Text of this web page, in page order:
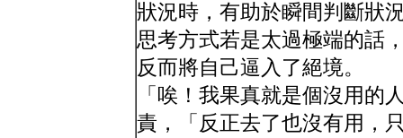
狀況時，有助於瞬間判斷狀
思考方式若是太過極端的話
反而將自己逼入了絕境。
「唉！我果真就是個沒用的
責，「反正去了也沒有用，